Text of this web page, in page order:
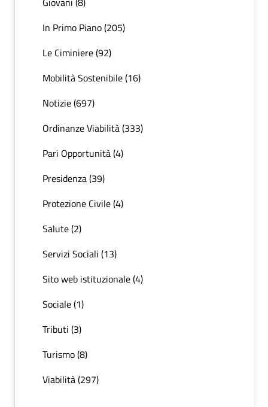
In Primo Piano (205)
Le Ciminiere (92)
Mobilità Sostenibile (16)
Notizie (697)
Ordinanze Viabilità (333)
Pari Opportunità (4)
Presidenza (39)
Protezione Civile (4)
Salute (2)
Servizi Sociali (13)
Sito web istituzionale (4)
Sociale (1)
Tributi (3)
Turismo (8)
Viabilità (297)